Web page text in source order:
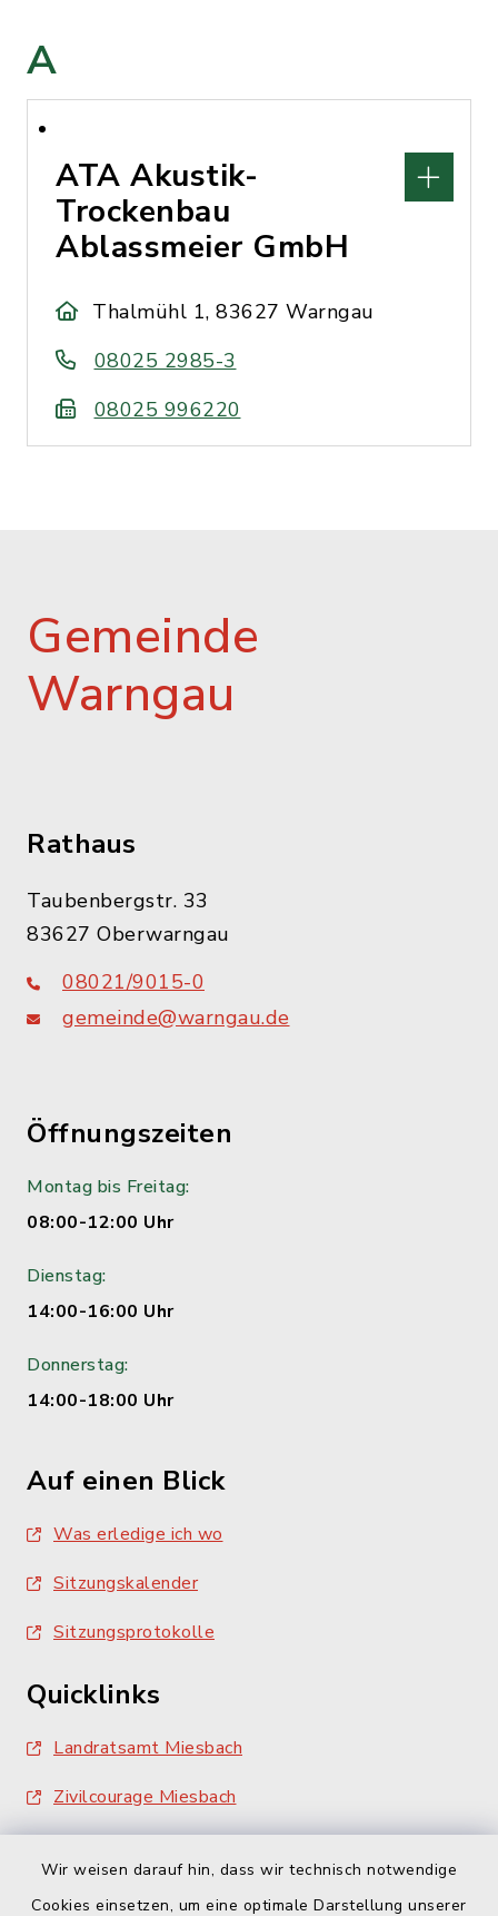
Wir weisen darauf hin, dass wir technisch notwendige
Cookies einsetzen, um eine optimale Darstellung unserer
A
ATA Akustik-
Trockenbau
Ablassmeier GmbH
Thalmühl 1, 83627 Warngau
08025 2985-3
08025 996220
Gemeinde
Warngau
Rathaus
Taubenbergstr. 33
83627 Oberwarngau
08021/9015-0
gemeinde@warngau.de
Öffnungszeiten
Montag bis Freitag:
08:00-12:00 Uhr
Dienstag:
14:00-16:00 Uhr
Donnerstag:
14:00-18:00 Uhr
Auf einen Blick
Was erledige ich wo
Sitzungskalender
Sitzungsprotokolle
Quicklinks
Landratsamt Miesbach
Zivilcourage Miesbach